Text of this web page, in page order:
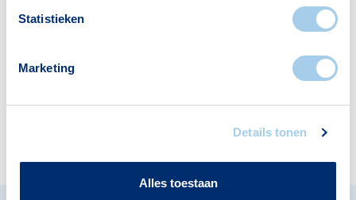
Statistieken
Marketing
Details tonen
Alles toestaan
Voorzieningen in Meer en Oever
Deze wijk heeft het allemaal voor je. Zo vind je
er: